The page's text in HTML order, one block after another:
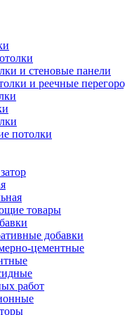
и стеновые панели
и реечные
потолки
товары
добавки
цементные
работ